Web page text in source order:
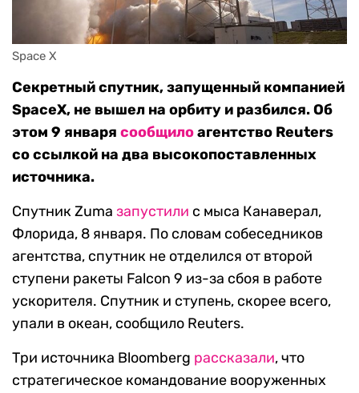
Space X
Секретный спутник, запущенный компанией
SpaceX, не вышел на орбиту и разбился. Об
этом 9 января сообщилоагентство Reuters
со ссылкой на два высокопоставленных
источника.
Спутник Zuma запустили с мыса Канаверал,
Флорида, 8 января. По словам собеседников
агентства, спутник не отделился от второй
ступени ракеты Falcon 9 из-за сбоя в работе
ускорителя. Спутник и ступень, скорее всего,
упали в океан, сообщило Reuters.
Три источника Bloomberg рассказали, что
стратегическое командование вооруженных